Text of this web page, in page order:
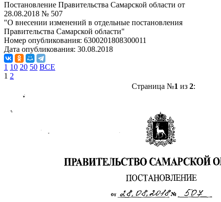
Постановление Правительства Самарской области от
28.08.2018 № 507
"О внесении изменений в отдельные постановления
Правительства Самарской области"
Номер опубликования: 6300201808300011
Дата опубликования: 30.08.2018
1 10 20 50 ВСЕ
1 2
Страница №1 из 2: